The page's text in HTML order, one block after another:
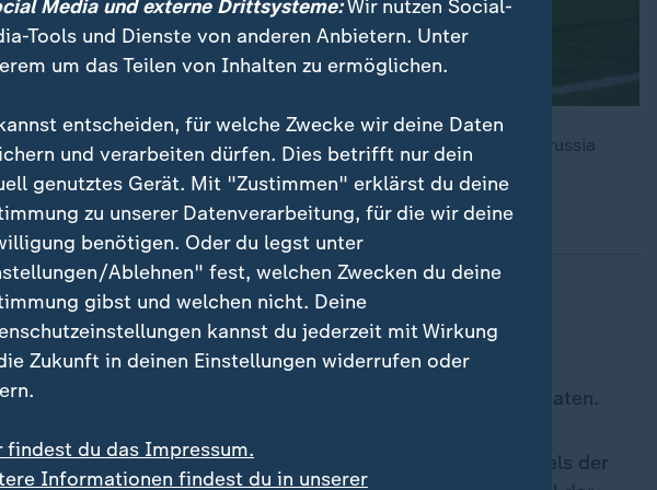
kann Eintracht Frankfurt siegen: Die Hessen schlagen Borussia
den BVB noch tiefer in die Krise.
nach nur sieben Monaten
des 36-Jährigen beim schwer kriselnden
vier Niederlagen in Serie und insgesamt nur sieben Monaten.
liegen die Westfalen aktuell deutlich fernab des Minimalziels der
Media und externe Drittsysteme:Wir nutzen Social-
Tools und Dienste von anderen Anbietern. Unter
um das Teilen von Inhalten zu ermöglichen.
entscheiden, für welche Zwecke wir deine Daten
und verarbeiten dürfen. Dies betrifft nur dein
genutztes Gerät. Mit "Zustimmen" erklärst du deine
zu unserer Datenverarbeitung, für die wir deine
benötigen. Oder du legst unter
Ablehnen" fest, welchen Zwecken du deine
gibst und welchen nicht. Deine
kannst du jederzeit mit Wirkung
Zukunft in deinen Einstellungen widerrufen oder
findest du das Impressum.
Informationen findest du in unserer